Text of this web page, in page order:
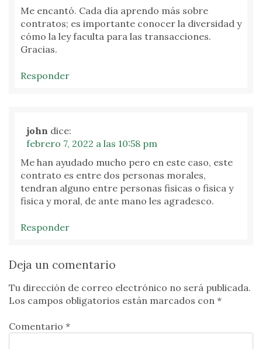
Me encantó. Cada día aprendo más sobre
contratos; es importante conocer la diversidad y
cómo la ley faculta para las transacciones.
Gracias.
Responder
john dice:
febrero 7, 2022 a las 10:58 pm
Me han ayudado mucho pero en este caso, este
contrato es entre dos personas morales,
tendran alguno entre personas fisicas o fisica y
fisica y moral, de ante mano les agradesco.
Responder
Deja un comentario
Tu dirección de correo electrónico no será publicada.
Los campos obligatorios están marcados con *
Comentario *